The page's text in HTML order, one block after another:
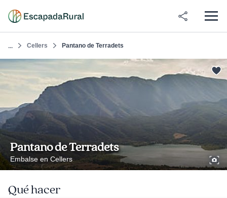
... Cellers Pantano de Terradets
Pantano de Terradets
Embalse en Cellers
Qué hacer